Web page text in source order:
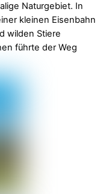
Naturgebiet. In
kleinen Eisenbahn
wilden Stiere
führte der Weg